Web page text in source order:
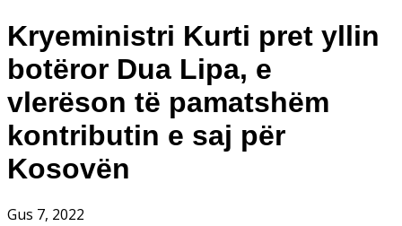
Kryeministri Kurti pret yllin
botëror Dua Lipa, e
vlerëson të pamatshëm
kontributin e saj për
Kosovën
Gus 7, 2022